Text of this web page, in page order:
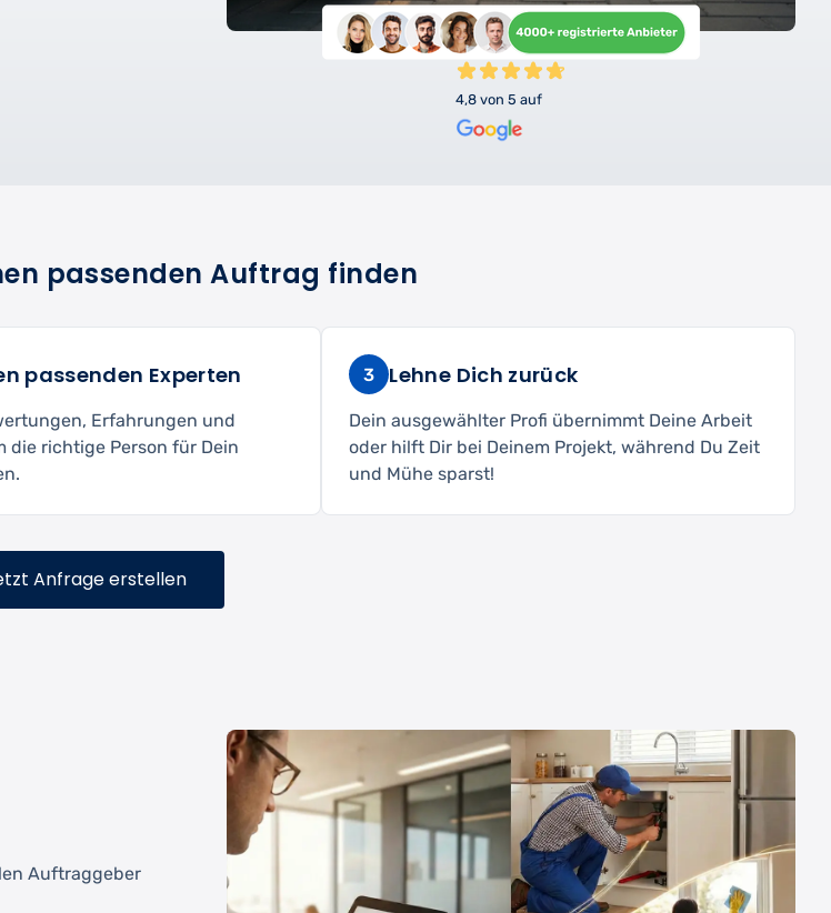
4,8 von 5 auf
passenden Auftrag finden
passenden Experten
Erfahrungen und
die richtige Person für Dein
3 Lehne Dich zurück
Dein ausgewählter Profi übernimmt Deine Arbeit
oder hilft Dir bei Deinem Projekt, während Du Zeit
und Mühe sparst!
Anfrage erstellen
Auftraggeber